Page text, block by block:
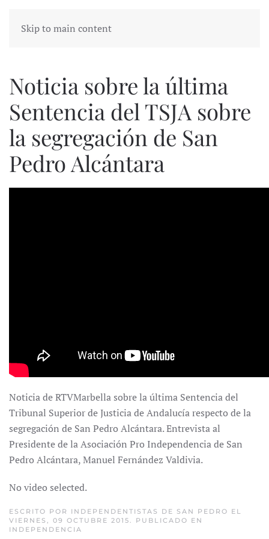
Skip to main content
Noticia sobre la última
Sentencia del TSJA sobre
la segregación de San
Pedro Alcántara
Noticia de RTVMarbella sobre la última Sentencia del
Tribunal Superior de Justicia de Andalucía respecto de la
segregación de San Pedro Alcántara. Entrevista al
Presidente de la Asociación Pro Independencia de San
Pedro Alcántara, Manuel Fernández Valdivia.
No video selected.
ESCRITO POR INDEPENDENTISTAS DE SAN PEDRO EL
VIERNES, 09 OCTUBRE 2015. PUBLICADO EN
INDEPENDENCIA